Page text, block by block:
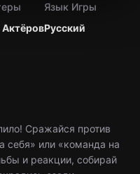
АктёровРусский
Язык Игры
Сражайся против
или «команда на
и реакции, собирай